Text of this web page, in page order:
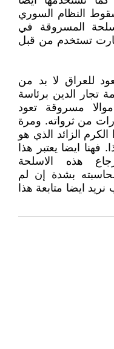
النظام السوري
المسروقة في
تستخدم من قبل
للعراق لا بد من
تجار الدين برئاسة
مسروقة تعود
من ثرواته. ومرة
الزائد الذي هو
فهنا ايضا يعتبر هذا
هذه الاسلحة
بشدة إن لم
ايضا متابعة هذا